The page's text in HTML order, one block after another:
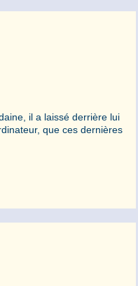
il a laissé derrière lui
que ces dernières